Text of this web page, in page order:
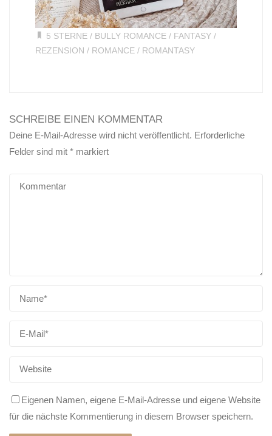
5 STERNE/ BULLY ROMANCE/ FANTASY/
REZENSION / ROMANCE/ ROMANTASY
SCHREIBE EINEN KOMMENTAR
Deine E-Mail-Adresse wird nicht veröffentlicht. Erforderliche
Felder sind mit* markiert
Eigenen Namen, eigene E-Mail-Adresse und eigene Website
für die nächste Kommentierung in diesem Browser speichern.